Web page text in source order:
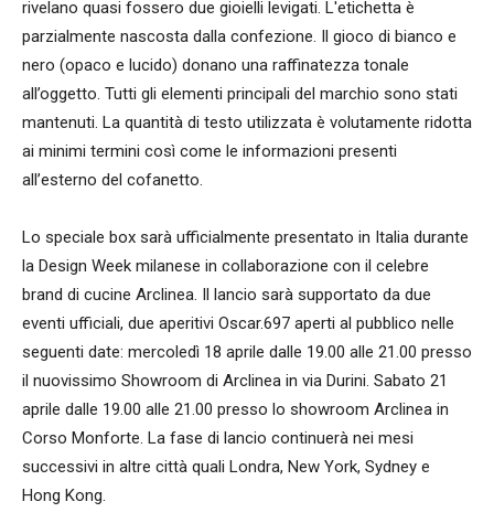
rivelano quasi fossero due gioielli levigati. L'etichetta è
parzialmente nascosta dalla confezione. Il gioco di bianco e
nero (opaco e lucido) donano una raffinatezza tonale
all’oggetto. Tutti gli elementi principali del marchio sono stati
mantenuti. La quantità di testo utilizzata è volutamente ridotta
ai minimi termini così come le informazioni presenti
all’esterno del cofanetto.
Lo speciale box sarà ufficialmente presentato in Italia durante
la Design Week milanese in collaborazione con il celebre
brand di cucine Arclinea. Il lancio sarà supportato da due
eventi ufficiali, due aperitivi Oscar.697 aperti al pubblico nelle
seguenti date: mercoledì 18 aprile dalle 19.00 alle 21.00 presso
il nuovissimo Showroom di Arclinea in via Durini. Sabato 21
aprile dalle 19.00 alle 21.00 presso lo showroom Arclinea in
Corso Monforte. La fase di lancio continuerà nei mesi
successivi in altre città quali Londra, New York, Sydney e
Hong Kong.